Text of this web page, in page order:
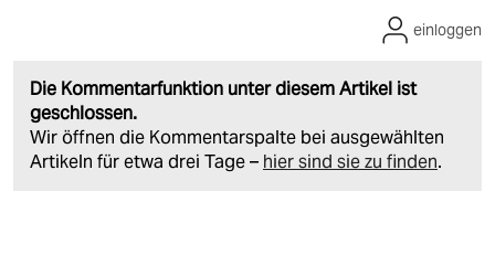
Die Kommentarfunktion unter diesem Artikel ist
geschlossen.
Wir öffnen die Kommentarspalte bei ausgewählten
Artikeln für etwa drei Tage – hier sind sie zu finden.
einloggen